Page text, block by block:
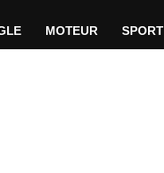
MOTEUR SPORT